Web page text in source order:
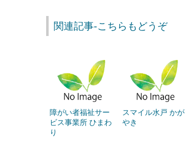
関連記事-こちらもどうぞ
障がい者福祉サー
ビス事業所 ひまわ
り
スマイル水戸 かが
やき